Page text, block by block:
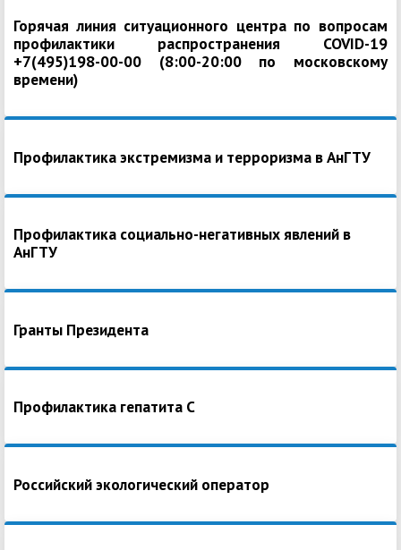
Горячая линия ситуационного центра по вопросам
профилактики распространения COVID-19
+7(495)198-00-00 (8:00-20:00 по московскому
времени)
Профилактика экстремизма и терроризма в АнГТУ
Профилактика социально-негативных явлений в
АнГТУ
Гранты Президента
Профилактика гепатита С
Российский экологический оператор